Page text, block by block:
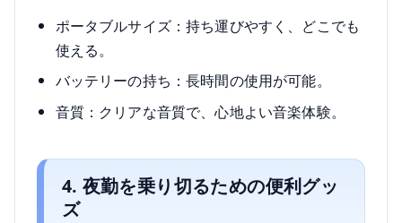
ポータブルサイズ：持ち運びやすく、どこでも
使える。
バッテリーの持ち：長時間の使用が可能。
音質：クリアな音質で、心地よい音楽体験。
4. 夜勤を乗り切るための便利グッ
ズ